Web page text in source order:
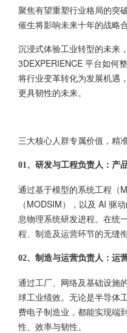
聚焦有望重塑行业格局的突
催生将影响未来十年的战略合
沉浸式体验工业转型的未来
3DEXPERIENCE 平台如何
将行业变革转化为发展机遇
更具韧性的未来。
三大核心人群专属价值，精
01、研发与工程负责人：产
通过基于模型的系统工程（
（MODSIM），以及 AI 驱
息物理系统研发进程。在统
程、制造及运营环节的无缝衔
02、制造与运营负责人：运
通过工厂、网络及基础设施
球工业绩效。无论是半导体
费电子制造业，都能实现端
性、效率与韧性。